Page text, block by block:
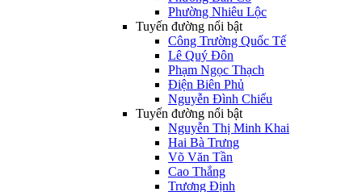
Phường Nhiêu Lộc
Tuyến đường nổi bật
Công Trường Quốc Tế
Lê Quý Đôn
Phạm Ngọc Thạch
Điện Biên Phủ
Nguyễn Đình Chiểu
Tuyến đường nổi bật
Nguyễn Thị Minh Khai
Hai Bà Trưng
Võ Văn Tần
Cao Thắng
Trương Định